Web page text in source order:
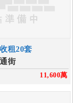
租20套
街
11,600萬